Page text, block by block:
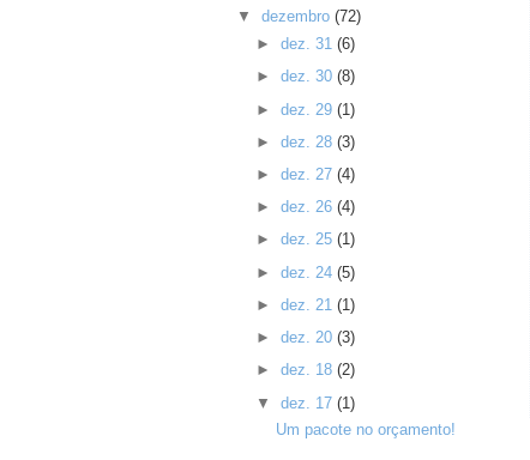
▼dezembro(72)
► dez. 31 (6)
► dez. 30 (8)
► dez. 29 (1)
► dez. 28 (3)
► dez. 27 (4)
► dez. 26 (4)
► dez. 25 (1)
► dez. 24 (5)
► dez. 21 (1)
► dez. 20 (3)
► dez. 18 (2)
▼ dez. 17 (1)
Um pacote no orçamento!